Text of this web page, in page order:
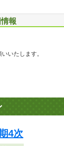
報
いたします。
4次